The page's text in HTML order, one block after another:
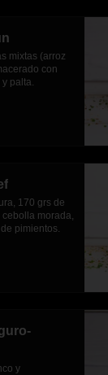
mixtas (arroz
con
palta.
170 grs de
morada,
pimientos.
y